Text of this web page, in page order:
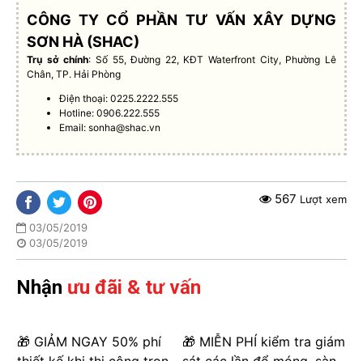
CÔNG TY CỔ PHẦN TƯ VẤN XÂY DỰNG
SƠN HÀ (SHAC)
Trụ sở chính: Số 55, Đường 22, KĐT Waterfront City, Phường Lê
Chân, TP. Hải Phòng
Điện thoại: 0225.2222.555
Hotline: 0906.222.555
Email:sonha@shac.vn
03/05/2019
03/05/2019
567 Lượt xem
Nhận ưu đãi & tư vấn
🎁 GIẢM NGAY 50% phí
🎁 MIỄN PHÍ kiểm tra giám